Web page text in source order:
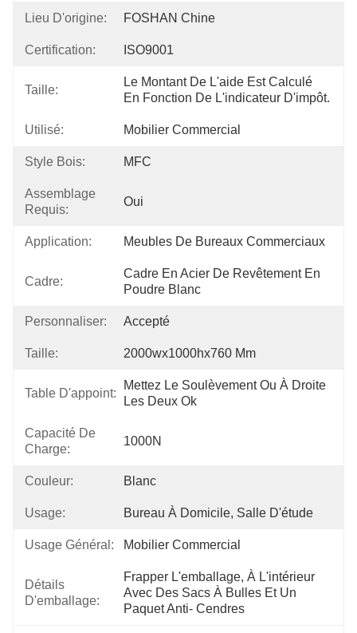
Lieu D'origine: FOSHAN Chine
Certification: ISO9001
Taille:
Le Montant De L'aide Est Calculé
En Fonction De L'indicateur D'impôt.
Utilisé: Mobilier Commercial
Style Bois: MFC
Assemblage
Requis:
Oui
Application: Meubles De Bureaux Commerciaux
Cadre:
Cadre En Acier De Revêtement En
Poudre Blanc
Personnaliser: Accepté
Taille: 2000wx1000hx760 Mm
Table D'appoint:
Mettez Le Soulèvement Ou À Droite
Les Deux Ok
Capacité De
Charge:
1000N
Couleur: Blanc
Usage: Bureau À Domicile, Salle D'étude
Usage Général: Mobilier Commercial
Détails
D'emballage:
Frapper L'emballage, À L'intérieur
Avec Des Sacs À Bulles Et Un
Paquet Anti- Cendres